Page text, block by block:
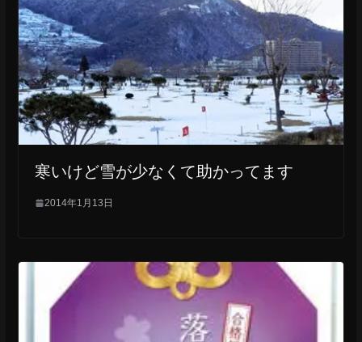
寒いけど雪が少なくて助かってます
2014年1月13日